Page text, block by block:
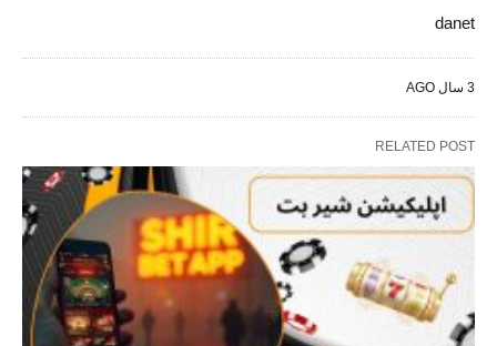
danet
3 سال AGO
RELATED POST